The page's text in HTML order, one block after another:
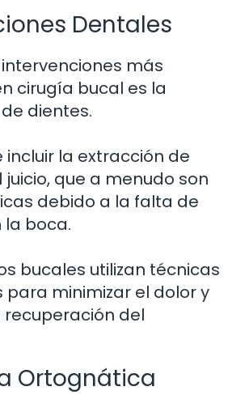
Dentales
más
cirugía bucal es la
dientes.
incluir la extracción de
que a menudo son
debido a la falta de
la boca.
bucales utilizan técnicas
para minimizar el dolor y
del
Ortognática